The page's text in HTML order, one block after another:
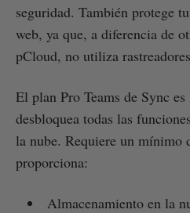
seguridad. También protege
web, ya que, a diferencia de
pCloud, no utiliza
El plan Pro Teams de Sync
desbloquea todas las
la nube. Requiere un mínimo
proporciona:
Almacenamiento en la